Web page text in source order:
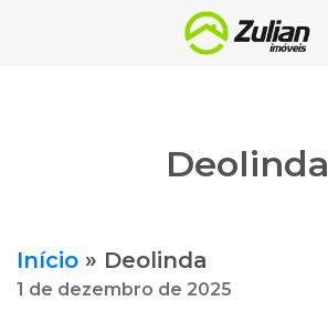
Deolinda
Início » Deolinda
1 de dezembro de 2025